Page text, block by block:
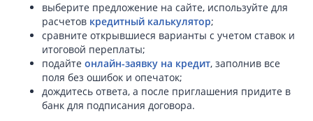
выберите предложение на сайте, используйте для
расчетов кредитный калькулятор;
сравните открывшиеся варианты с учетом ставок и
итоговой переплаты;
подайте онлайн-заявку на кредит, заполнив все
поля без ошибок и опечаток;
дождитесь ответа, а после приглашения придите в
банк для подписания договора.